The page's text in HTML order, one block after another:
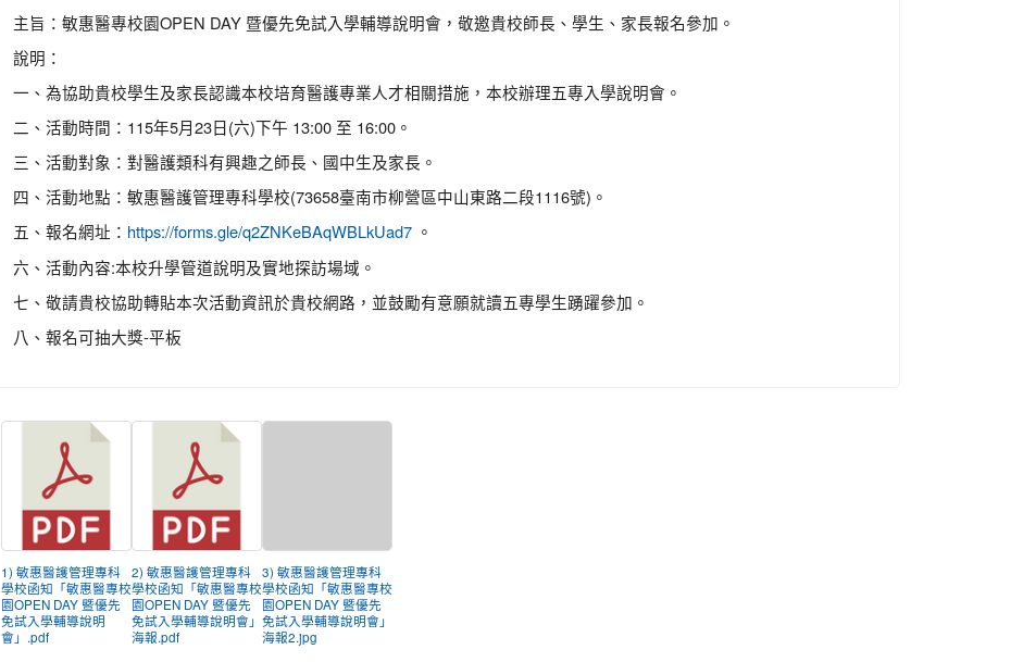
主旨：敏惠醫專校園OPEN DAY 暨優先免試入學輔導說明會，敬邀貴校師長、學生、家長報名參加。
說明：
一、為協助貴校學生及家長認識本校培育醫護專業人才相關措施，本校辦理五專入學說明會。
二、活動時間：115年5月23日(六)下午 13:00 至 16:00。
三、活動對象：對醫護類科有興趣之師長、國中生及家長。
四、活動地點：敏惠醫護管理專科學校(73658臺南市柳營區中山東路二段1116號)。
五、報名網址： https://forms.gle/q2ZNKeBAqWBLkUad7。
六、活動內容:本校升學管道說明及實地探訪場域。
七、敬請貴校協助轉貼本次活動資訊於貴校網路，並鼓勵有意願就讀五專學生踴躍參加。
八、報名可抽大獎-平板
1) 敏惠醫護管理專科
學校函知「敏惠醫專校
園OPEN DAY 暨優先
免試入學輔導說明
會」.pdf
2) 敏惠醫護管理專科
學校函知「敏惠醫專校
園OPEN DAY 暨優先
免試入學輔導說明會」
海報.pdf
3) 敏惠醫護管理專科
學校函知「敏惠醫專校
園OPEN DAY 暨優先
免試入學輔導說明會」
海報2.jpg